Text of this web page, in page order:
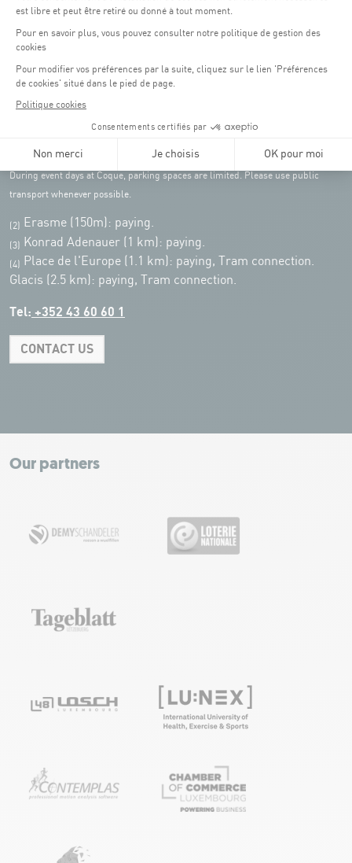
Access:
COQUE - 2 rue Léon Hengen, Luxembourg (L-1745)
Public transport: Tram stop "Coque"
Parking Coque:
3 hours free parking for
customers of the Coque
(except for events)
During event days at Coque, parking spaces are limited. Please use public
transport whenever possible.
(2) Erasme (150m): paying.
(3) Konrad Adenauer (1 km): paying.
(4)
Place de l'Europe (1.1 km): paying, Tram connection.
Glacis (2.5 km): paying, Tram connection.
Tel: +352 43 60 60 1
CONTACT US
+
−
Our partners